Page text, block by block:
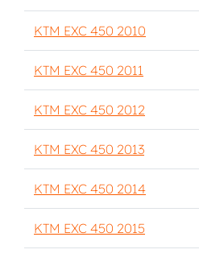
KTM EXC 450 2010
KTM EXC 450 2011
KTM EXC 450 2012
KTM EXC 450 2013
KTM EXC 450 2014
KTM EXC 450 2015